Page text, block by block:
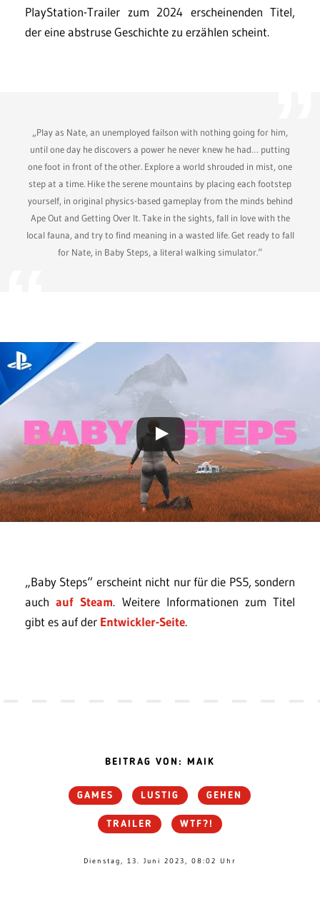
PlayStation-Trailer zum 2024 erscheinenden Titel,
der eine abstruse Geschichte zu erzählen scheint.
„Play as Nate, an unemployed failson with nothing going for him,
until one day he discovers a power he never knew he had… putting
one foot in front of the other. Explore a world shrouded in mist, one
step at a time. Hike the serene mountains by placing each footstep
yourself, in original physics-based gameplay from the minds behind
Ape Out and Getting Over It. Take in the sights, fall in love with the
local fauna, and try to find meaning in a wasted life. Get ready to fall
for Nate, in Baby Steps, a literal walking simulator.“
„Baby Steps“ erscheint nicht nur für die PS5, sondern
auchauf Steam. Weitere Informationen zum Titel
gibt es auf der Entwickler-Seite.
BEITRAG VON: MAIK
GAMES LUSTIG GEHEN
TRAILER WTF?!
Dienstag, 13. Juni 2023, 08:02 Uhr